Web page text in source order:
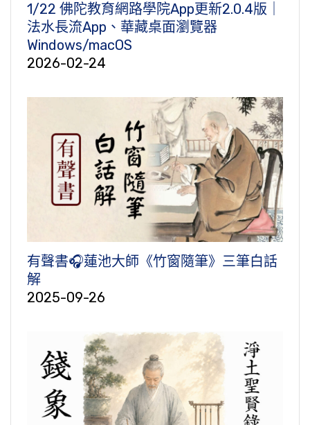
1/22 佛陀教育網路學院App更新2.0.4版｜
法水長流App、華藏桌面瀏覽器
Windows/macOS
2026-02-24
有聲書🎧蓮池大師《竹窗隨筆》三筆白話
解
2025-09-26